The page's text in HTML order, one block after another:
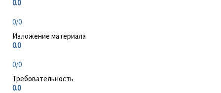
0.0
0/0
Изложение материала
0.0
0/0
Требовательность
0.0